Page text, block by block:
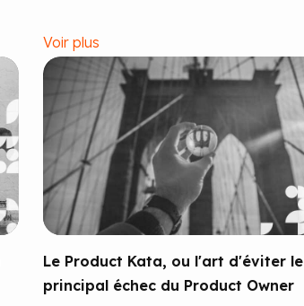
Voir plus
Le Product Kata, ou l'art d'éviter le
principal échec du Product Owner